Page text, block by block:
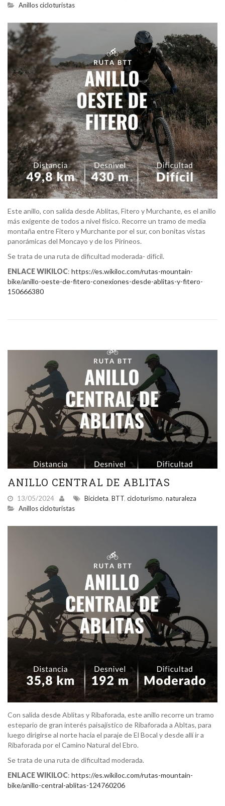
Anillos cicloturistas
Este anillo, con salida desde Ablitas, Fitero y Murchante, es el anillo
más exigente de todos a nivel físico. Recorre un tramo de media
montaña entre Fitero y Murchante por el sur, con bonitas vistas
panorámicas del Moncayo y de los Pirineos.
Se trata de una ruta de dificultad moderada- difícil.
ENLACE WIKILOC: https://es.wikiloc.com/rutas-mountain-
bike/anillo-oeste-de-fitero-conexiones-desde-ablitas-y-fitero-
150666380
ANILLO CENTRAL DE ABLITAS
13/05/2024 Bicicleta, BTT, cicloturismo, naturaleza
Anillos cicloturistas
Con salida desde Ablitas y Ribaforada, este anillo recorre un tramo
estepario de gran interés paisajístico de Ribaforada a Abltas, para
luego dirigirse al norte hacia el paraje de El Bocal y desde allí ir a
Ribaforada por el Camino Natural del Ebro.
Se trata de una ruta de dificultad moderada.
ENLACE WIKILOC: https://es.wikiloc.com/rutas-mountain-
bike/anillo-central-ablitas-124760206